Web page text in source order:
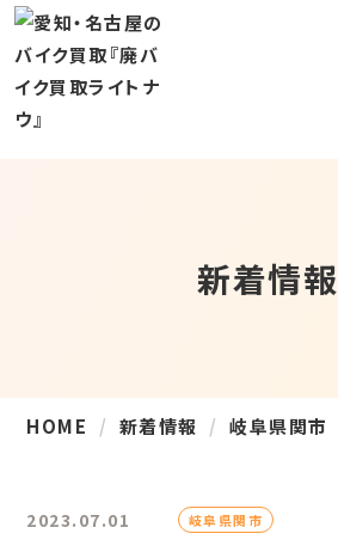
新着情報
HOME 新着情報 岐阜県関市
2023.07.01 岐阜県関市